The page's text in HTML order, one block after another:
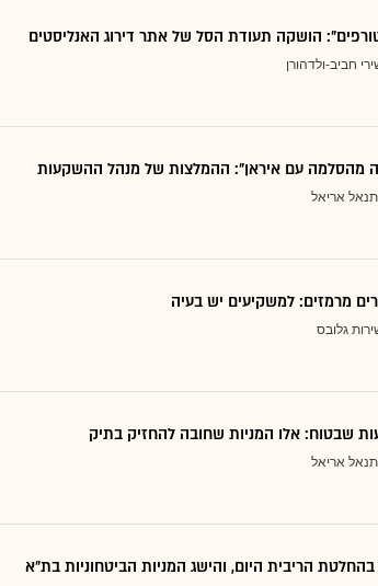
הושקה תעודת הסל של אתר דירוג האנליסטים
חביב-ולדהורן
מהסלמה עם איראן": ההמלצות של מנהל ההשקעות
אריאל
מרמזים: למשקיעים יש בעיה
גלובס
שבטוח: אלו המניות שחובה להחזיק בתיק
אריאל
בהחלטת הריבית היום, והישג המניות הביטחוניות בת"א